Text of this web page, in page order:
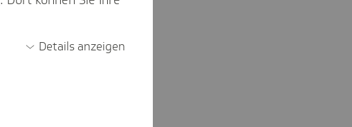
Details anzeigen